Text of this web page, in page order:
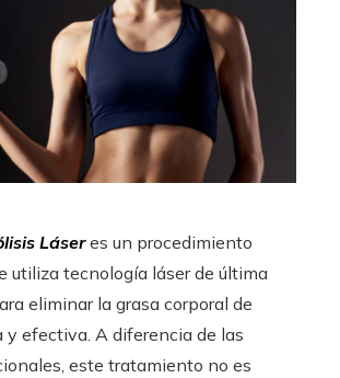
Láseres un procedimiento
utiliza tecnología láser de última
eliminar la grasa corporal de
y efectiva. A diferencia de las
este tratamiento no es